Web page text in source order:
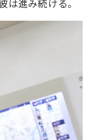
は進み続ける。